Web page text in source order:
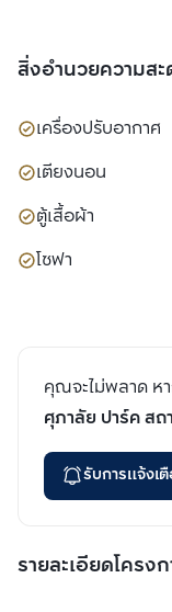
สิ่งอำนวยความส
เครื่องปรับอากาศ
เตียงนอน
ตู้เสื้อผ้า
โซฟา
คุณจะไม่พลาด ห
ศุภาลัย ปาร์ค ส
รับการแจ้งเ
รายละเอียดโครง